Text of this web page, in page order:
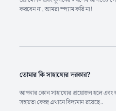
করবেন না, আমরা স্প্যাম করি না!
তোমার কি সাহায্যের দরকার?
আপনার কোন সাহায্যের প্রয়োজন হলে এবং
সহায়তা কেন্দ্র এখানে বিদ্যমান রয়েছে..